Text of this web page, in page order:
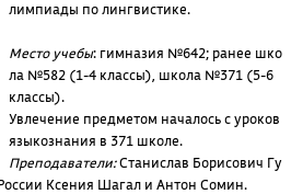
лимпиады по лингвистике.
Место учебы: гимназия №642; ранее шко
ла №582 (1-4 классы), школа №371 (5-6
классы).
Увлечение предметом началось с уроков
языкознания в 371 школе.
Преподаватели:Станислав Борисович Гу
Ксения Шагал и Антон Сомин.